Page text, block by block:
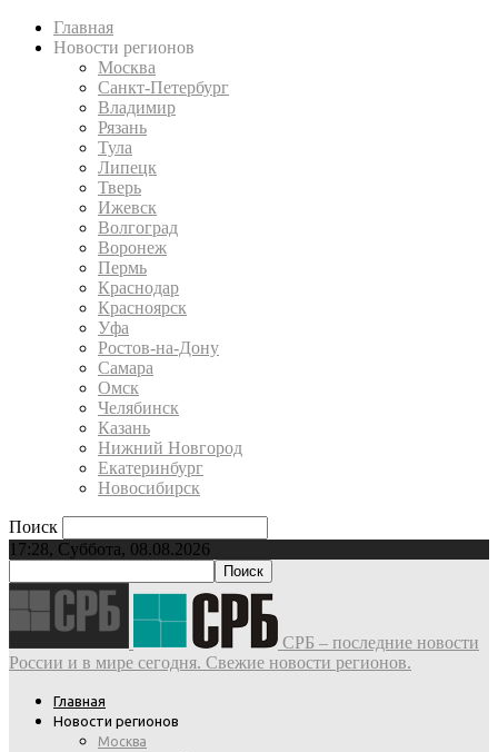
Главная
Новости регионов
Москва
Санкт-Петербург
Владимир
Рязань
Тула
Липецк
Тверь
Ижевск
Волгоград
Воронеж
Пермь
Краснодар
Красноярск
Уфа
Ростов-на-Дону
Самара
Омск
Челябинск
Казань
Нижний Новгород
Екатеринбург
Новосибирск
Поиск
17:28, Суббота, 08.08.2026
СРБ – последние новости
России и в мире сегодня. Свежие новости регионов.
Главная
Новости регионов
Москва